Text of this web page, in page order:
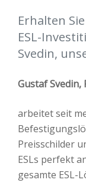
Erhalten
ESL-
Svedin,
Gustaf
arbeitet seit
Preisschilder
ESLs perfekt
gesamte ESL-